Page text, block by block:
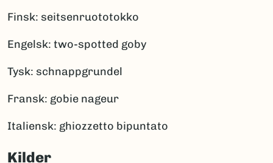
Finsk: seitsenruototokko
Engelsk: two-spotted goby
Tysk: schnappgrundel
Fransk: gobie nageur
Italiensk: ghiozzetto bipuntato
Kilder